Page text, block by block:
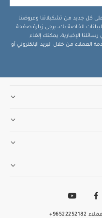
على كل جديد من تشكيلاتنا وعروضنا
الخاصة بك، يرجى زيارة صفحة
الإخبارية، يمكنك إلغاء
من خلال البريد الإلكتروني أو
96522252182+